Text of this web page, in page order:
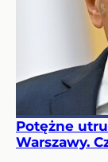
Potężne
Warszawy.